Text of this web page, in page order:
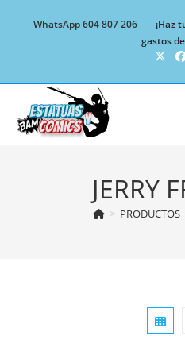
WhatsApp 604 807 206
¡Haz
gastos
JERRY
> PRODUCTOS